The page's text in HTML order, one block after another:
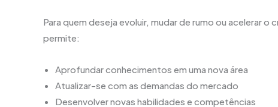
Para quem deseja evoluir, mudar de rumo ou acelerar
permite:
Aprofundar conhecimentos em uma nova área
Atualizar-se com as demandas do mercado
Desenvolver novas habilidades e competências